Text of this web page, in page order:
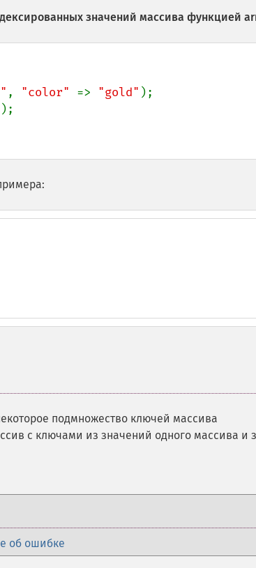
значений массива функцией
, "color" => "gold"
подмножество ключей массива
с ключами из значений одного массива и
об ошибке